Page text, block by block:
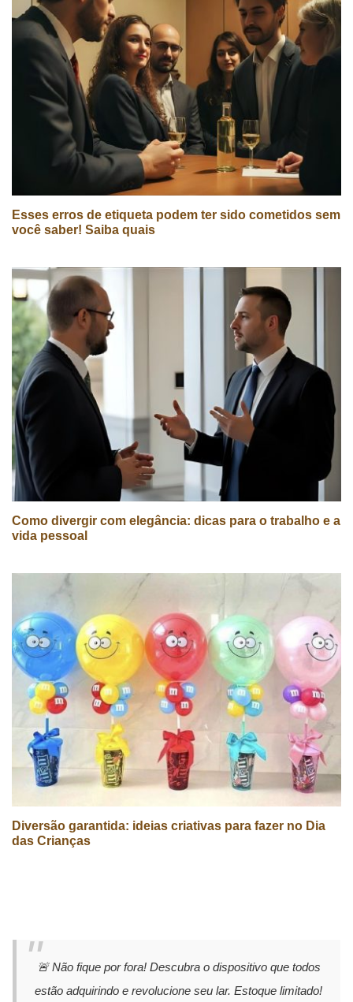
Esses erros de etiqueta podem ter sido cometidos sem
você saber! Saiba quais
Como divergir com elegância: dicas para o trabalho e a
vida pessoal
Diversão garantida: ideias criativas para fazer no Dia
das Crianças
🚨 Não fique por fora! Descubra o dispositivo que todos
estão adquirindo e revolucione seu lar. Estoque limitado!